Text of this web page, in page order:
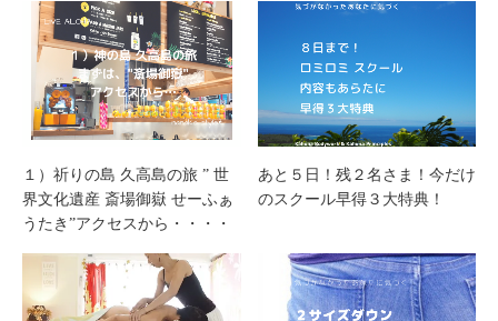
１）祈りの島 久高島の旅 ” 世
界文化遺産 斎場御嶽 せーふぁ
うたき”アクセスから・・・・
あと５日！残２名さま！今だけ
のスクール早得３大特典！